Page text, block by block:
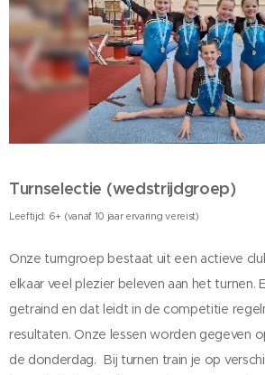
Turnselectie (wedstrijdgroep)
Leeftijd: 6+ (vanaf 10 jaar ervaring vereist)
Onze turngroep bestaat uit een actieve
elkaar veel plezier beleven aan het turnen.
getraind en dat leidt in de competitie
resultaten. Onze lessen worden gegeven
de donderdag. Bij turnen train je op